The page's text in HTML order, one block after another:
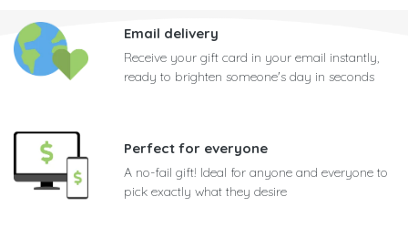
Email delivery
Receive your gift card in your email instantly,
ready to brighten someone's day in seconds
Perfect for everyone
A no-fail gift! Ideal for anyone and everyone to
pick exactly what they desire